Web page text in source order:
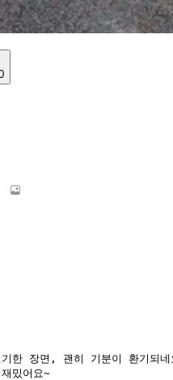
한 장면, 괜히 기분이 환기되
밌어요~